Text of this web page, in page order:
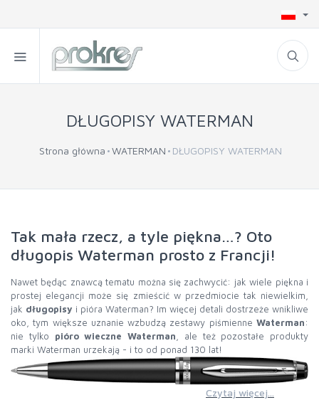
DŁUGOPISY WATERMAN
Strona główna WATERMAN DŁUGOPISY WATERMAN
Tak mała rzecz, a tyle piękna…? Oto
długopis Waterman prosto z Francji!
Nawet będąc znawcą tematu można się zachwycić: jak wiele piękna i
prostej elegancji może się zmieścić w przedmiocie tak niewielkim,
jak długopisy i pióra Waterman? Im więcej detali dostrzeże wnikliwe
oko, tym większe uznanie wzbudzą zestawy piśmienne Waterman:
nie tylko pióro wieczne Waterman , ale też pozostałe produkty
marki Waterman urzekają - i to od ponad 130 lat!
Czytaj więcej...